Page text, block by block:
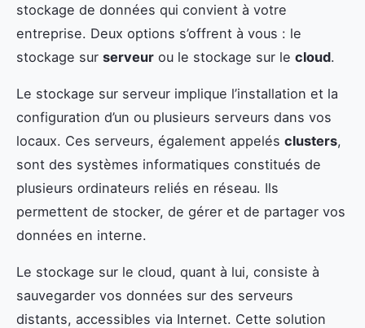
stockage de données qui convient à votre
entreprise. Deux options s’offrent à vous : le
stockage sur serveur ou le stockage sur le cloud.
Le stockage sur serveur implique l’installation et la
configuration d’un ou plusieurs serveurs dans vos
locaux. Ces serveurs, également appelés clusters,
sont des systèmes informatiques constitués de
plusieurs ordinateurs reliés en réseau. Ils
permettent de stocker, de gérer et de partager vos
données en interne.
Le stockage sur le cloud, quant à lui, consiste à
sauvegarder vos données sur des serveurs
distants, accessibles via Internet. Cette solution